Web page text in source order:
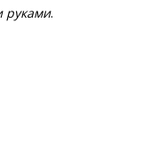
руками.